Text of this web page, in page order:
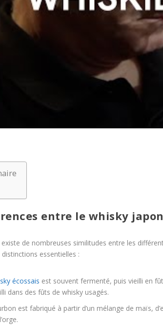
entre le whisky
existe de nombreuses similitudes entre les
distinctions essentielles :
écossais est souvent fermenté, puis vieilli en
dans des fûts de whisky usagés.
est fabriqué à partir d’un mélange de maïs,